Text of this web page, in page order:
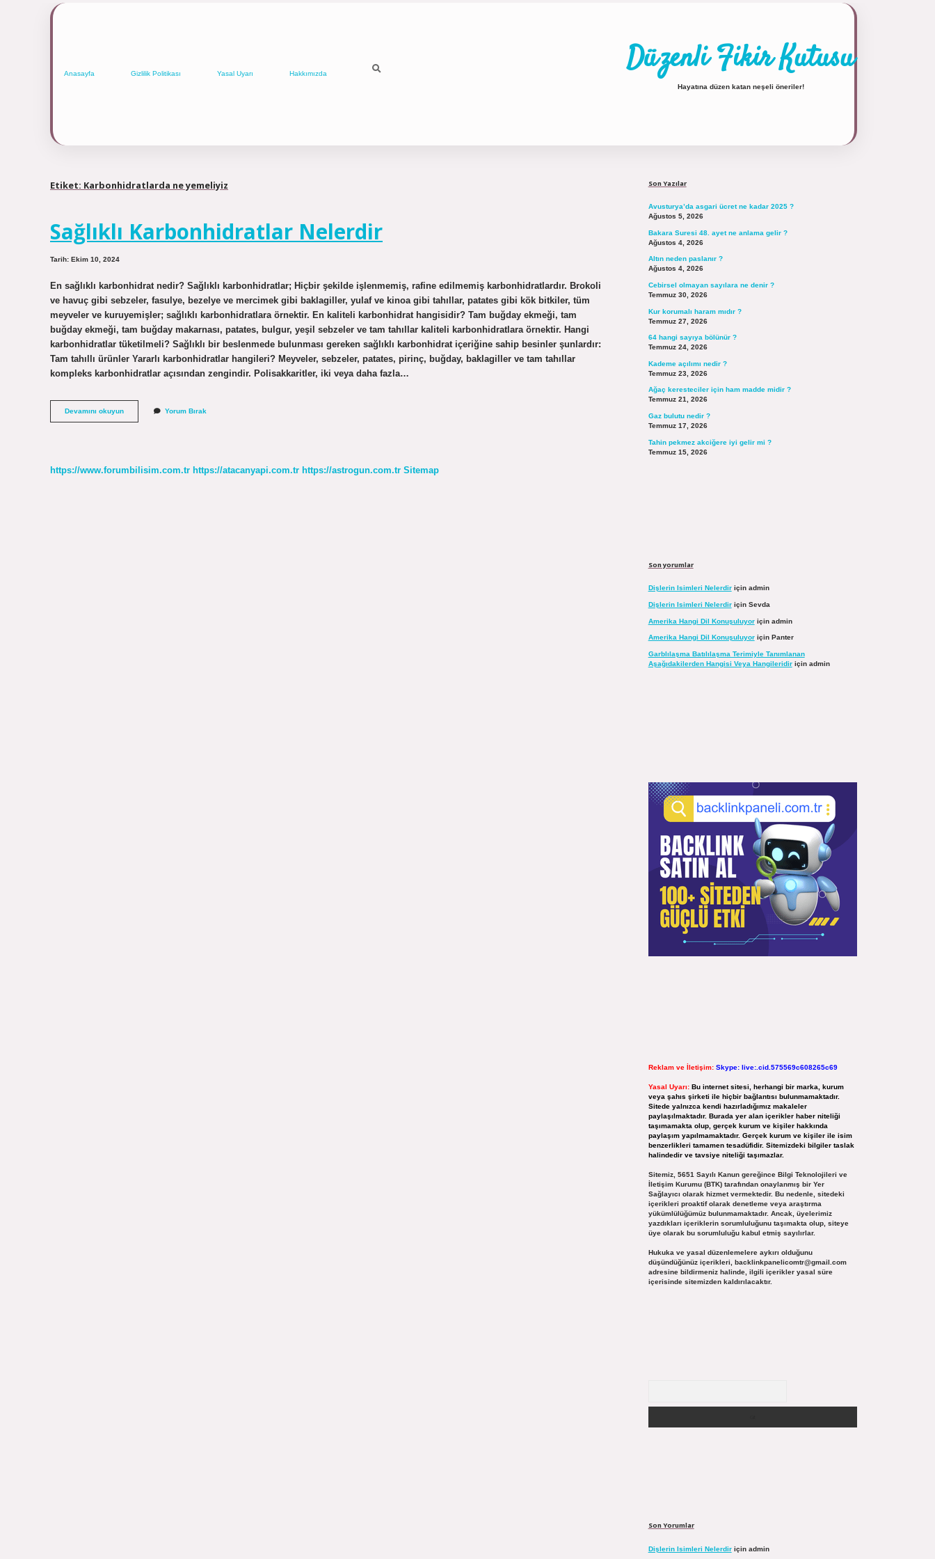
Anasayfa Gizlilik Politikası Yasal Uyarı Hakkımızda Düzenli Fikir Kutusu
Hayatına düzen katan neşeli öneriler!
Etiket: Karbonhidratlarda ne yemeliyiz
Sağlıklı Karbonhidratlar Nelerdir
Tarih: Ekim 10, 2024
En sağlıklı karbonhidrat nedir? Sağlıklı karbonhidratlar; Hiçbir şekilde işlenmemiş, rafine edilmemiş karbonhidratlardır. Brokoli
ve havuç gibi sebzeler, fasulye, bezelye ve mercimek gibi baklagiller, yulaf ve kinoa gibi tahıllar, patates gibi kök bitkiler, tüm
meyveler ve kuruyemişler; sağlıklı karbonhidratlara örnektir. En kaliteli karbonhidrat hangisidir? Tam buğday ekmeği, tam
buğday ekmeği, tam buğday makarnası, patates, bulgur, yeşil sebzeler ve tam tahıllar kaliteli karbonhidratlara örnektir. Hangi
karbonhidratlar tüketilmeli? Sağlıklı bir beslenmede bulunması gereken sağlıklı karbonhidrat içeriğine sahip besinler şunlardır:
Tam tahıllı ürünler Yararlı karbonhidratlar hangileri? Meyveler, sebzeler, patates, pirinç, buğday, baklagiller ve tam tahıllar
kompleks karbonhidratlar açısından zengindir. Polisakkaritler, iki veya daha fazla…
Devamını okuyunSağlıklı
Karbonhidratlar
Yorum Bırak
https://www.forumbilisim.com.tr https://atacanyapi.com.tr https://astrogun.com.tr Sitemap
Son Yazılar
Avusturya’da asgari ücret ne kadar 2025 ?
Ağustos 5, 2026
Bakara Suresi 48. ayet ne anlama gelir ?
Ağustos 4, 2026
Altın neden paslanır ?
Ağustos 4, 2026
Cebirsel olmayan sayılara ne denir ?
Temmuz 30, 2026
Kur korumalı haram mıdır ?
Temmuz 27, 2026
64 hangi sayıya bölünür ?
Temmuz 24, 2026
Kademe açılımı nedir ?
Temmuz 23, 2026
Ağaç keresteciler için ham madde midir ?
Temmuz 21, 2026
Gaz bulutu nedir ?
Temmuz 17, 2026
Tahin pekmez akciğere iyi gelir mi ?
Temmuz 15, 2026
Son yorumlar
Dişlerin Isimleri Nelerdiriçin admin
Dişlerin Isimleri Nelerdiriçin Sevda
Amerika Hangi Dil Konuşuluyoriçin admin
Amerika Hangi Dil Konuşuluyoriçin Panter
Garblılaşma Batılılaşma Terimiyle Tanımlanan
Aşağıdakilerden Hangisi Veya Hangileridiriçin admin
Reklam ve İletişim: Skype: live:.cid.575569c608265c69
Yasal Uyarı: Bu internet sitesi, herhangi bir marka, kurum
veya şahıs şirketi ile hiçbir bağlantısı bulunmamaktadır.
Sitede yalnızca kendi hazırladığımız makaleler
paylaşılmaktadır. Burada yer alan içerikler haber niteliği
taşımamakta olup, gerçek kurum ve kişiler hakkında
paylaşım yapılmamaktadır. Gerçek kurum ve kişiler ile isim
benzerlikleri tamamen tesadüfidir. Sitemizdeki bilgiler taslak
halindedir ve tavsiye niteliği taşımazlar.
Sitemiz, 5651 Sayılı Kanun gereğince Bilgi Teknolojileri ve
İletişim Kurumu (BTK) tarafından onaylanmış bir Yer
Sağlayıcı olarak hizmet vermektedir. Bu nedenle, sitedeki
içerikleri proaktif olarak denetleme veya araştırma
yükümlülüğümüz bulunmamaktadır. Ancak, üyelerimiz
yazdıkları içeriklerin sorumluluğunu taşımakta olup, siteye
üye olarak bu sorumluluğu kabul etmiş sayılırlar.
Hukuka ve yasal düzenlemelere aykırı olduğunu
düşündüğünüz içerikleri, backlinkpanelicomtr@gmail.com
adresine bildirmeniz halinde, ilgili içerikler yasal süre
içerisinde sitemizden kaldırılacaktır.
Son Yorumlar
Dişlerin Isimleri Nelerdiriçin admin